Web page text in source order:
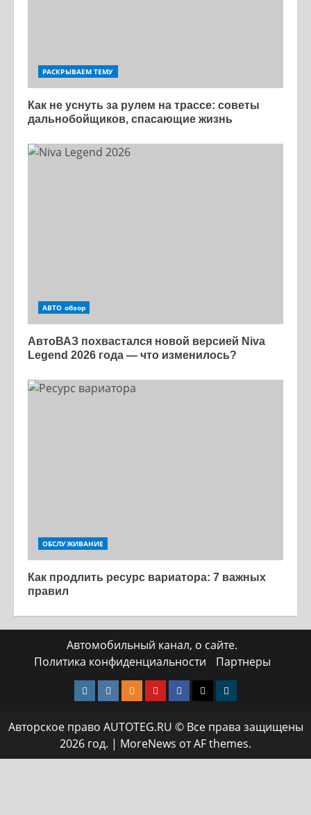
РАСКРЫВАЕМ ТЕМУ
Как не уснуть за рулем на трассе: советы
дальнобойщиков, спасающие жизнь
АВТО обзор
АвтоВАЗ похвастался новой версией Niva
Legend 2026 года — что изменилось?
ОБСЛУЖИВАНИЕ
Как продлить ресурс вариатора: 7 важных
правил
Автомобильный канал, о сайте.
Политика конфиденциальности
Партнеры
Instagram
VK Одноклассники
YotubeFacebook
TwitterТелеграмм
Авторское право AUTOTEG.RU © Все права защищены
2026 год. | MoreNews от AF themes.